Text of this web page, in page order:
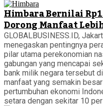
Himbara Bernilai
Dorong Manfaat
GLOBALBUSINESS.ID,
menegaskan pentingnya
pilar utama perekonomian
gabungan yang mencapai
bank milik negara tersebut
manfaat yang semakin
pertumbuhan ekonomi
setara dengan sekitar 10